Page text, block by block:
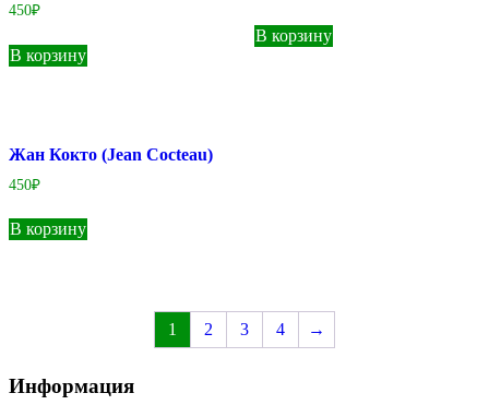
450₽
В корзину
В корзину
Жан Кокто (Jean Cocteau)
450₽
В корзину
1 2 3 4 →
Информация